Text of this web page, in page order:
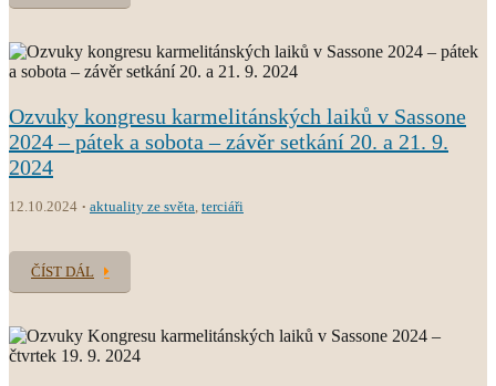
Ozvuky kongresu karmelitánských laiků v Sassone
2024 – pátek a sobota – závěr setkání 20. a 21. 9.
2024
12.10.2024 aktuality ze světa terciáři
ČÍST DÁL